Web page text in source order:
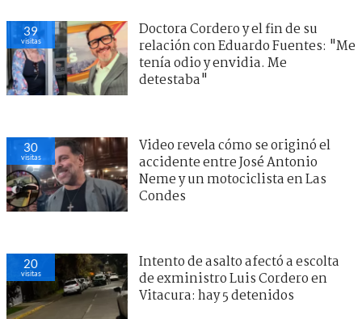
39
visitas
Doctora Cordero y el fin de su
relación con Eduardo Fuentes: "Me
tenía odio y envidia. Me
detestaba"
30
visitas
Video revela cómo se originó el
accidente entre José Antonio
Neme y un motociclista en Las
Condes
20
visitas
Intento de asalto afectó a escolta
de exministro Luis Cordero en
Vitacura: hay 5 detenidos